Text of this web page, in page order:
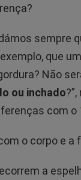
sempre
que
Não
ou inchado
com o
o corpo e
a